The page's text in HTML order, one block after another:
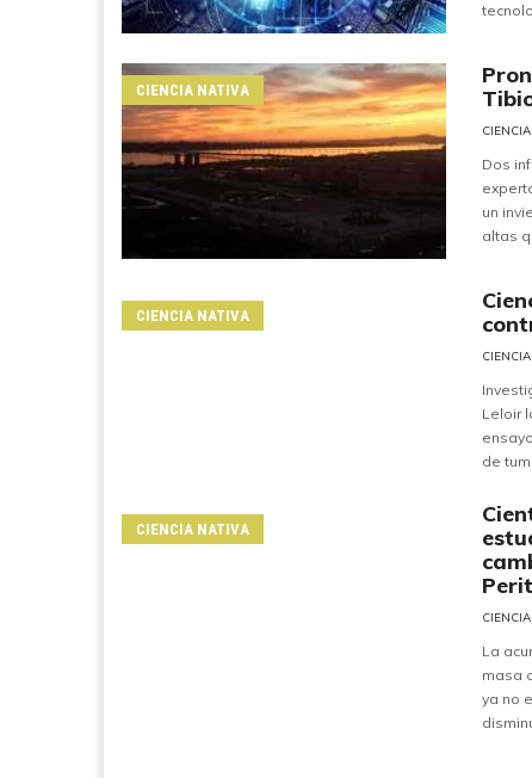
CIENCIA NATIVA
Dos
un
altas
CIENCIA NATIVA
Leloir
de
CIENCIA NATIVA
La
masa
ya no